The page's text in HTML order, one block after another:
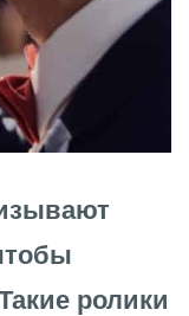
ролики